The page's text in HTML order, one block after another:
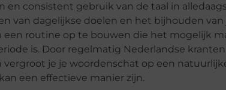
en consistent gebruik van de taal in
van dagelijkse doelen en het bijhouden
routine op te bouwen die het mogelijk
is. Door regelmatig Nederlandse
vergroot je je woordenschat op een
een effectieve manier zijn.